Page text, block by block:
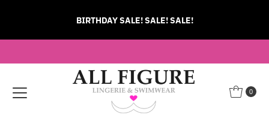
BIRTHDAY SALE! SALE! SALE!
0